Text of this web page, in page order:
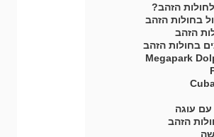
הזהב?
בחולות הזהב
הזהב
בחולות הזהב
עוגה
הזהב